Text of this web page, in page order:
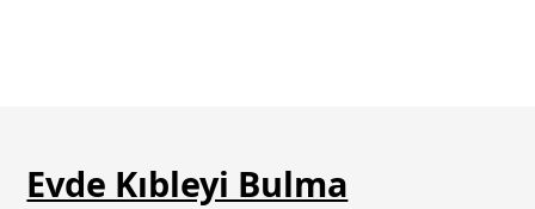
Evde Kıbleyi Bulma